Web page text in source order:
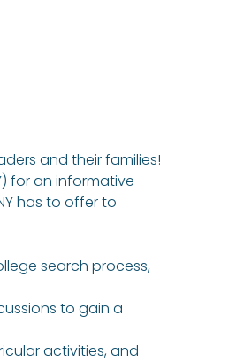
and their families!
for an informative
has to offer to
search process,
to gain a
activities, and